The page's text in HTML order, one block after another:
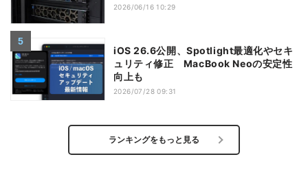
2026/06/16 10:29
iOS 26.6公開、Spotlight最適化やセキ
ュリティ修正 MacBook Neoの安定性
向上も
2026/07/28 09:31
ランキングをもっと見る